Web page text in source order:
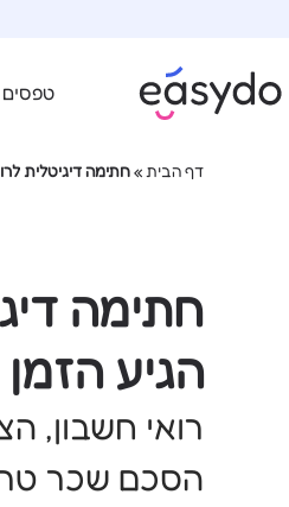
טפסים
דף הבית »חתימה דיגיטלית
חתימה
הגיע
הסכם שכר